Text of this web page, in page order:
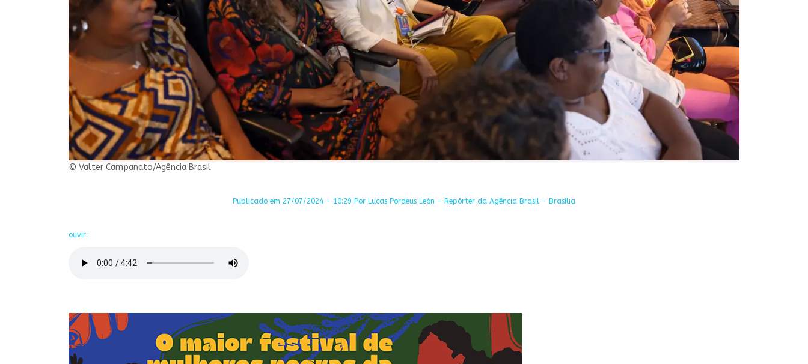
© Valter Campanato/Agência Brasil
Publicado em 27/07/2024 - 10:29 Por Lucas Pordeus León - Repórter da Agência Brasil - Brasília
ouvir: